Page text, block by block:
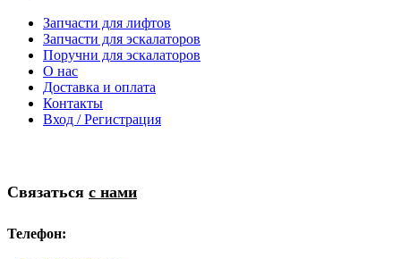
Запчасти для лифтов
Запчасти для эскалаторов
Поручни для эскалаторов
О нас
Доставка и оплата
Контакты
Вход / Регистрация
Связаться с нами
Телефон: